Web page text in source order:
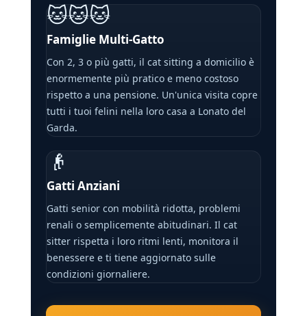
🐱🐱🐱
Famiglie Multi-Gatto
Con 2, 3 o più gatti, il cat sitting a domicilio è
enormemente più pratico e meno costoso
rispetto a una pensione. Un'unica visita copre
tutti i tuoi felini nella loro casa a Lonato del
Garda.
👴
Gatti Anziani
Gatti senior con mobilità ridotta, problemi
renali o semplicemente abitudinari. Il cat
sitter rispetta i loro ritmi lenti, monitora il
benessere e ti tiene aggiornato sulle
condizioni giornaliere.